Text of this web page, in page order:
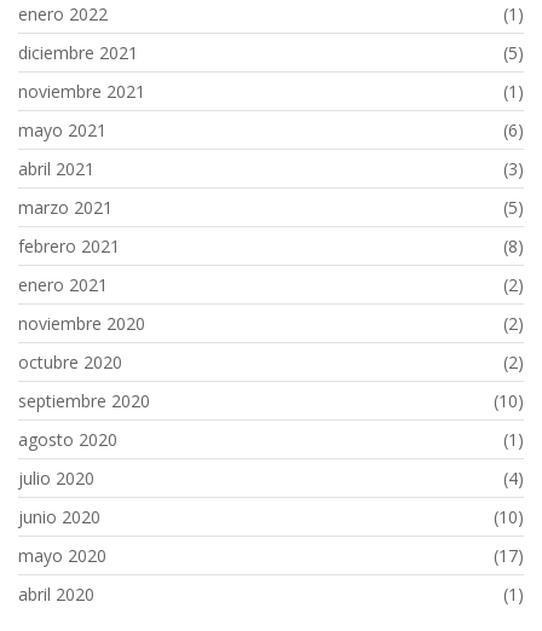
enero 2022
(1)
diciembre 2021
(5)
noviembre 2021
(1)
mayo 2021
(6)
abril 2021
(3)
marzo 2021
(5)
febrero 2021
(8)
enero 2021
(2)
noviembre 2020
(2)
octubre 2020
(2)
septiembre 2020
(10)
agosto 2020
(1)
julio 2020
(4)
junio 2020
(10)
mayo 2020
(17)
abril 2020
(1)